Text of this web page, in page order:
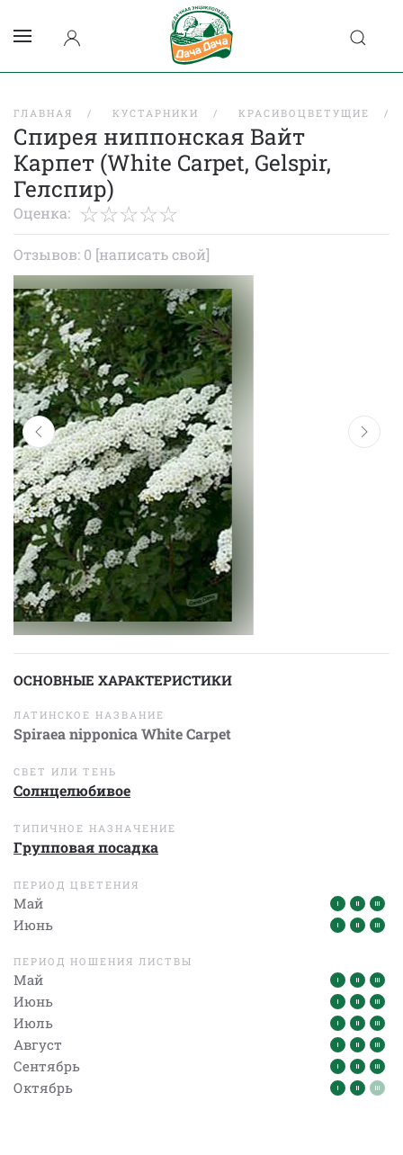
ГЛАВНАЯ КУСТАРНИКИ КРАСИВОЦВЕТУЩИЕ
Спирея ниппонская Вайт
Карпет (White Carpet, Gelspir,
Гелспир)
Оценка:
Отзывов: 0 [написать свой]
ОСНОВНЫЕ ХАРАКТЕРИСТИКИ
ЛАТИНСКОЕ НАЗВАНИЕ
Spiraea nipponica White Carpet
СВЕТ ИЛИ ТЕНЬ
Солнцелюбивое
ТИПИЧНОЕ НАЗНАЧЕНИЕ
Групповая посадка
ПЕРИОД ЦВЕТЕНИЯ
Май
Июнь
ПЕРИОД НОШЕНИЯ ЛИСТВЫ
Май
Июнь
Июль
Август
Сентябрь
Октябрь